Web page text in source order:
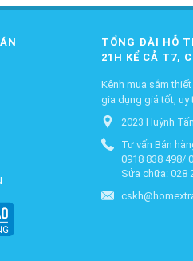
TỔNG ĐÀI HỖ
21H KỂ CẢ T7,
Kênh mua sắm
gia dụng giá tốt, uy
2023 Huỳnh
Tư vấn Bán
0918 838 498/
Sửa chữa: 028